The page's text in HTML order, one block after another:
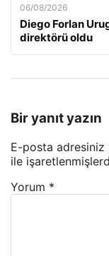
06/08/2026
Diego Forlan
direktörü oldu
Bir yanıt yazın
E-posta adresiniz
ile
Yorum *